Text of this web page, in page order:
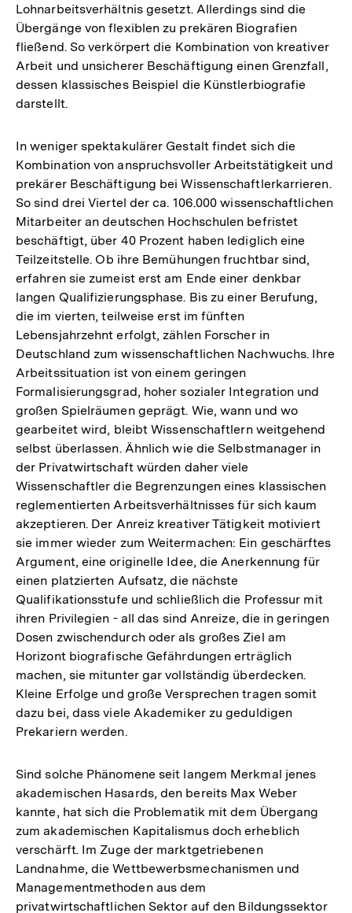
Lohnarbeitsverhältnis gesetzt. Allerdings sind die
Übergänge von flexiblen zu prekären Biografien
fließend. So verkörpert die Kombination von kreativer
Arbeit und unsicherer Beschäftigung einen Grenzfall,
dessen klassisches Beispiel die Künstlerbiografie
darstellt.
In weniger spektakulärer Gestalt findet sich die
Kombination von anspruchsvoller Arbeitstätigkeit und
prekärer Beschäftigung bei Wissenschaftlerkarrieren.
So sind drei Viertel der ca. 106.000 wissenschaftlichen
Mitarbeiter an deutschen Hochschulen befristet
beschäftigt, über 40 Prozent haben lediglich eine
Teilzeitstelle. Ob ihre Bemühungen fruchtbar sind,
erfahren sie zumeist erst am Ende einer denkbar
langen Qualifizierungsphase. Bis zu einer Berufung,
die im vierten, teilweise erst im fünften
Lebensjahrzehnt erfolgt, zählen Forscher in
Deutschland zum wissenschaftlichen Nachwuchs. Ihre
Arbeitssituation ist von einem geringen
Formalisierungsgrad, hoher sozialer Integration und
großen Spielräumen geprägt. Wie, wann und wo
gearbeitet wird, bleibt Wissenschaftlern weitgehend
selbst überlassen. Ähnlich wie die Selbstmanager in
der Privatwirtschaft würden daher viele
Wissenschaftler die Begrenzungen eines klassischen
reglementierten Arbeitsverhältnisses für sich kaum
akzeptieren. Der Anreiz kreativer Tätigkeit motiviert
sie immer wieder zum Weitermachen: Ein geschärftes
Argument, eine originelle Idee, die Anerkennung für
einen platzierten Aufsatz, die nächste
Qualifikationsstufe und schließlich die Professur mit
ihren Privilegien - all das sind Anreize, die in geringen
Dosen zwischendurch oder als großes Ziel am
Horizont biografische Gefährdungen erträglich
machen, sie mitunter gar vollständig überdecken.
Kleine Erfolge und große Versprechen tragen somit
dazu bei, dass viele Akademiker zu geduldigen
Prekariern werden.
Sind solche Phänomene seit langem Merkmal jenes
akademischen Hasards, den bereits Max Weber
kannte, hat sich die Problematik mit dem Übergang
zum akademischen Kapitalismus doch erheblich
verschärft. Im Zuge der marktgetriebenen
Landnahme, die Wettbewerbsmechanismen und
Managementmethoden aus dem
privatwirtschaftlichen Sektor auf den Bildungssektor